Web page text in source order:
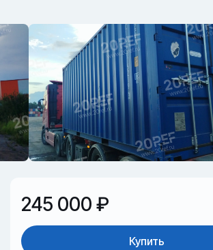
245 000 ₽
Купить